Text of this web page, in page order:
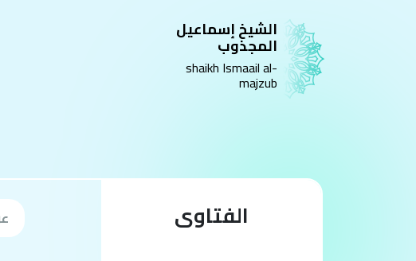
الشيخ إسماعيل
المجذوب
shaikh Ismaail al-
majzub
الفتاوى